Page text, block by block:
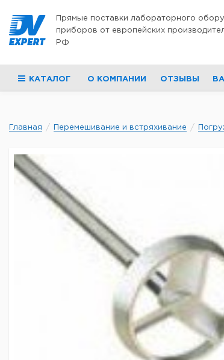
Прямые поставки лабораторного
приборов от европейских
РФ
КАТАЛОГ О КОМПАНИИ ОТЗЫВЫ
Главная Перемешивание и встряхивание